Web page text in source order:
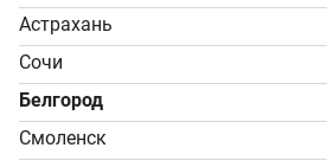
Астрахань
Сочи
Белгород
Смоленск
Звонок бесплатный!
Пн-Пт, 9:00-18:00; Сб -
Вс, 9:00-17:00
info@tvoy-usadba.ru